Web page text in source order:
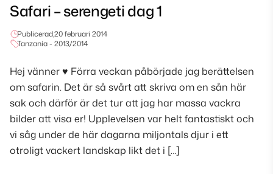
Safari – serengeti dag 1
Publicerad,20 februari 2014
Tanzania - 2013/2014
Hej vänner ♥ Förra veckan påbörjade jag berättelsen
om safarin. Det är så svårt att skriva om en sån här
sak och därför är det tur att jag har massa vackra
bilder att visa er! Upplevelsen var helt fantastiskt och
vi såg under de här dagarna miljontals djur i ett
otroligt vackert landskap likt det i […]